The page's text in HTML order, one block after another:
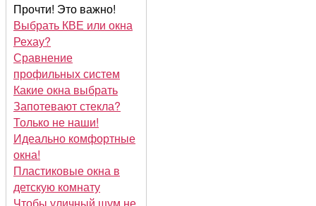
Прочти! Это важно!
Выбрать КВЕ или окна
Рехау?
Сравнение
профильных систем
Какие окна выбрать
Запотевают стекла?
Только не наши!
Идеально комфортные
окна!
Пластиковые окна в
детскую комнату